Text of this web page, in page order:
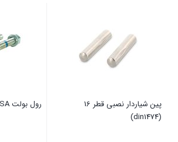
پین شیاردار نصبی قطر 16
(din1474)
رول بولت HSA استیل قطر 20